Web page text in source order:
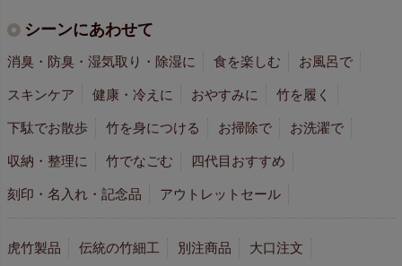
シーンにあわせて
消臭・防臭・湿気取り・除湿に 食を楽しむ お風呂で
スキンケア 健康・冷えに おやすみに 竹を履く
下駄でお散歩 竹を身につける お掃除で お洗濯で
収納・整理に 竹でなごむ 四代目おすすめ
刻印・名入れ・記念品 アウトレットセール
虎竹製品 伝統の竹細工 別注商品 大口注文